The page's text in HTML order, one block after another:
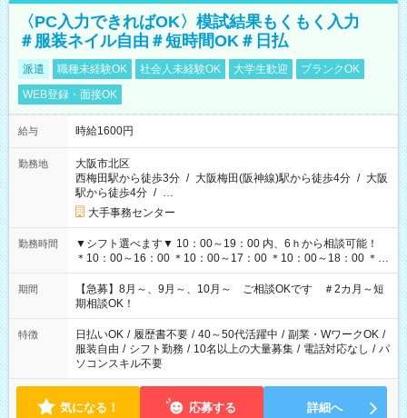
〈PC入力できればOK〉模試結果もくもく入力
＃服装ネイル自由＃短時間OK＃日払
派遣 職種未経験OK 社会人未経験OK 大学生歓迎
ブランクOK
WEB登録・面接OK
給与 時給1600円
勤務地
大阪市北区
西梅田駅から徒歩3分 / 大阪梅田(阪神線)駅から徒歩4分 / 大阪
駅から徒歩4分 / …
大手事務センター
勤務時間
▼シフト選べます▼ 10：00～19：00 内、6ｈから相談可能！
＊10：00～16：00 ＊10：00～17：00 ＊10：00～18：00 ＊
11：00～19：00 ＊12：00～19：00 ＊13：00～19：00
期間
【急募】8月～、9月～、10月～ ご相談OKです ＃2カ月～短
期相談OK！
特徴 日払いOK / 履歴書不要 / 40～50代活躍中 / 副業・WワークOK /
服装自由 / シフト勤務 / 10名以上の大量募集 / 電話対応なし / パ
ソコンスキル不要
気になる！ 応募する 詳細へ